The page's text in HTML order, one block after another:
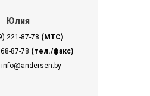
Юлия
221-87-78 (МТС)
87-78 (тел./факс)
info@andersen.by